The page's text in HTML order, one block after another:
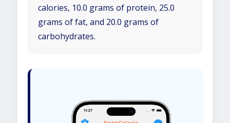
calories, 10.0 grams of protein, 25.0
grams of fat, and 20.0 grams of
carbohydrates.